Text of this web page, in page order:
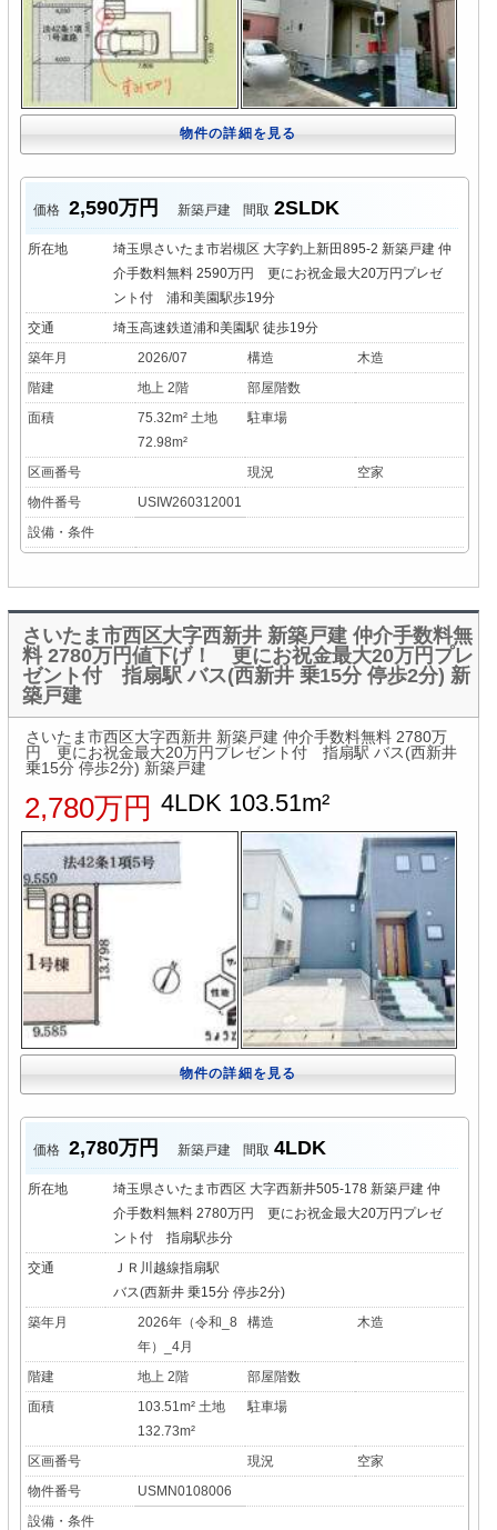
物件の詳細を見る
価格 2,590万円 新築戸建 間取 2SLDK
所在地
埼玉県さいたま市岩槻区 大字釣上新田895-2 新築戸建 仲
介手数料無料 2590万円 更にお祝金最大20万円プレゼ
ント付 浦和美園駅歩19分
交通
埼玉高速鉄道浦和美園駅 徒歩19分
築年月
2026/07 構造
木造
階建
地上 2階
部屋階数
面積
75.32m² 土地
72.98m²
駐車場
区画番号 現況
空家
物件番号
USIW260312001
設備・条件
さいたま市西区大字西新井 新築戸建 仲介手数料無
料 2780万円値下げ！ 更にお祝金最大20万円プレ
ゼント付 指扇駅 バス(西新井 乗15分 停歩2分) 新
築戸建
さいたま市西区大字西新井 新築戸建 仲介手数料無料 2780万
円 更にお祝金最大20万円プレゼント付 指扇駅 バス(西新井
乗15分 停歩2分) 新築戸建
2,780万円 4LDK 103.51m²
物件の詳細を見る
価格 2,780万円 新築戸建 間取 4LDK
所在地
埼玉県さいたま市西区 大字西新井505-178 新築戸建 仲
介手数料無料 2780万円 更にお祝金最大20万円プレゼ
ント付 指扇駅歩分
交通
ＪＲ川越線指扇駅
バス(西新井 乗15分 停歩2分)
築年月
2026年（令和_8
年）_4月
構造 木造
階建 地上 2階
部屋階数
面積
103.51m² 土地
132.73m²
駐車場
区画番号 現況
空家
物件番号
USMN0108006
設備・条件